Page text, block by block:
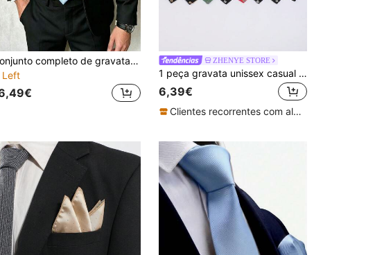
Conjunto completo de gravata com padrão paisley subtil em tom azul-celeste claro, pacote de acessórios coordenados para casamento e banquete masculino
Left
ZHENYE STORE
1 peça gravata unissex casual versátil com estampa de leão/pégaso/cruz de cristal falso, adequada para camisas, banquetes e festas
6,39€
Clientes recorrentes com alta taxa de retorno